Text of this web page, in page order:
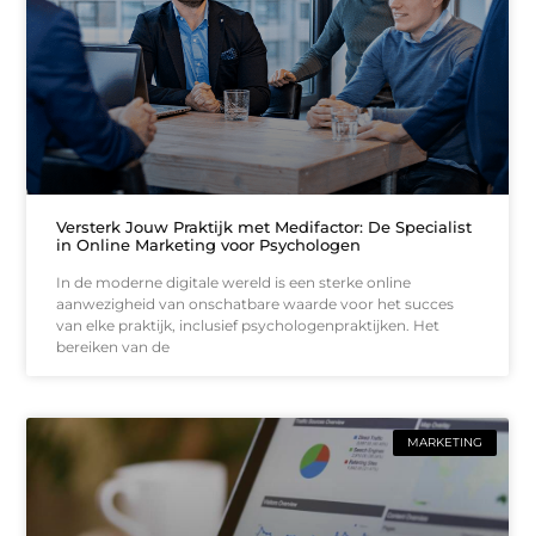
Versterk Jouw Praktijk met Medifactor: De Specialist
in Online Marketing voor Psychologen
In de moderne digitale wereld is een sterke online
aanwezigheid van onschatbare waarde voor het succes
van elke praktijk, inclusief psychologenpraktijken. Het
bereiken van de
MARKETING